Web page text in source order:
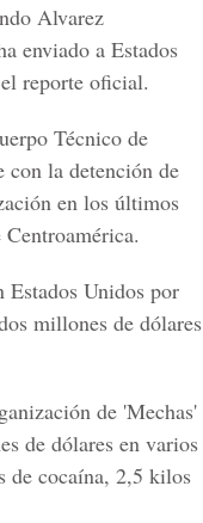
Alvarez
enviado a Estados
reporte oficial.
Técnico de
con la detención de
en los últimos
Estados Unidos por
millones de dólares
de 'Mechas'
de dólares en varios
de cocaína, 2,5 kilos